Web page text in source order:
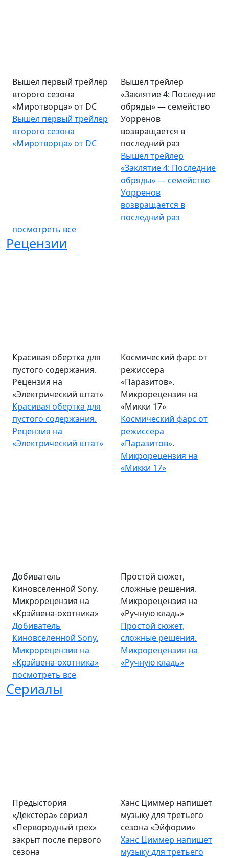
Вышел первый трейлер
второго сезона
«Миротворца» от DC
Вышел первый трейлер
второго сезона
«Миротворца» от DC
Вышел трейлер
«Заклятие 4: Последние
обряды» — семейство
Уорренов
возвращается в
последний раз
Вышел трейлер
«Заклятие 4: Последние
обряды» — семейство
Уорренов
возвращается в
последний раз
посмотреть все
Рецензии
Красивая обертка для
пустого содержания.
Рецензия на
«Электрический штат»
Красивая обертка для
пустого содержания.
Рецензия на
«Электрический штат»
Космический фарс от
режиссера
«Паразитов».
Микрорецензия на
«Микки 17»
Космический фарс от
режиссера
«Паразитов».
Микрорецензия на
«Микки 17»
Добиватель
Киновселенной Sony.
Микрорецензия на
«Крэйвена-охотника»
Добиватель
Киновселенной Sony.
Микрорецензия на
«Крэйвена-охотника»
Простой сюжет,
сложные решения.
Микрорецензия на
«Ручную кладь»
Простой сюжет,
сложные решения.
Микрорецензия на
«Ручную кладь»
посмотреть все
Сериалы
Предыстория
«Декстера» сериал
«Первородный грех»
закрыт после первого
сезона
Ханс Циммер напишет
музыку для третьего
сезона «Эйфории»
Ханс Циммер напишет
музыку для третьего